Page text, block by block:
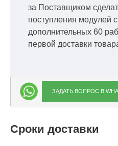
за Поставщиком
поступления модулей
дополнительных 60
первой доставки
ЗАДАТЬ ВОПРОС В
Сроки доставки